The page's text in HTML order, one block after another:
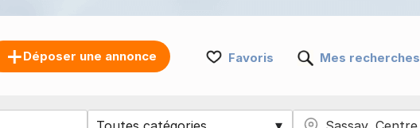
Déposer une annonce Favoris Mes recherches